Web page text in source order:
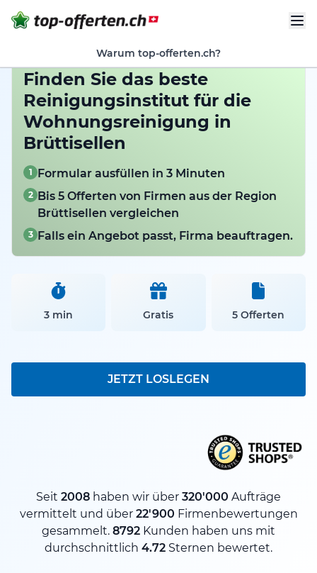
Warum top-offerten.ch?
Finden Sie das beste
Reinigungsinstitut für die
Wohnungsreinigung in
Brüttisellen
1 Formular ausfüllen in 3 Minuten
2 Bis 5 Offerten von Firmen aus der Region
Brüttisellen vergleichen
3 Falls ein Angebot passt, Firma beauftragen.
3 min Gratis 5 Offerten
JETZT LOSLEGEN
Seit 2008 haben wir über 320'000 Aufträge
vermittelt und über 22'900 Firmenbewertungen
gesammelt. 8792 Kunden haben uns mit
durchschnittlich 4.72 Sternen bewertet.